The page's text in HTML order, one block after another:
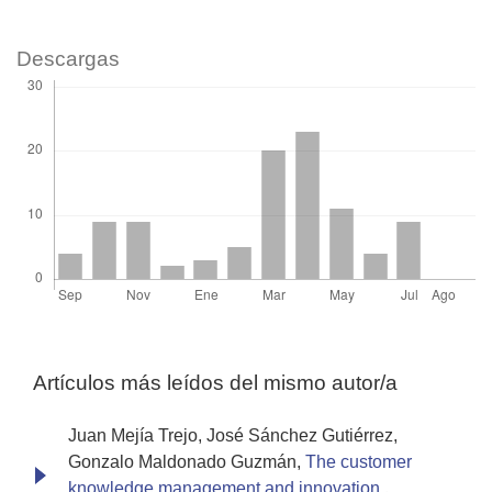
Descargas
Artículos más leídos del mismo autor/a
Juan Mejía Trejo, José Sánchez Gutiérrez,
Gonzalo Maldonado Guzmán, The customer
knowledge management and innovation ,